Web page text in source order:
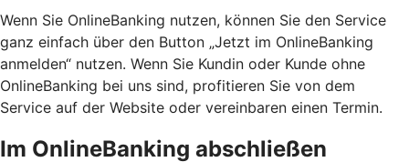
Wenn Sie OnlineBanking nutzen, können Sie den Service
ganz einfach über den Button „Jetzt im OnlineBanking
anmelden“ nutzen. Wenn Sie Kundin oder Kunde ohne
OnlineBanking bei uns sind, profitieren Sie von dem
Service auf der Website oder vereinbaren einen Termin.
Im OnlineBanking abschließen